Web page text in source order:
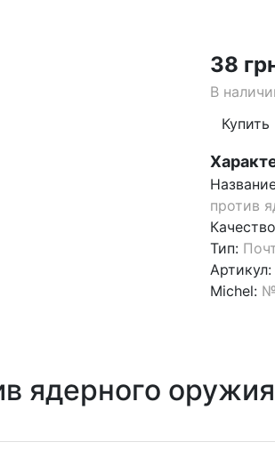
38
В
Купить
против
Тип:
Артикул:
Michel:
ядерного